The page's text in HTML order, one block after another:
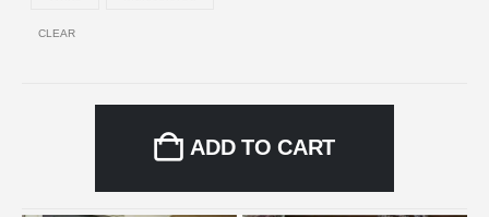
CLEAR
ADD TO CART